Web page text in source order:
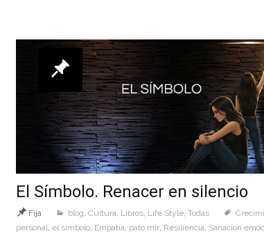
El Símbolo. Renacer en silencio
Fija blog, Cultura, Libros, Life Style, Todas
personal, el simbolo, Empatía, pato mir, Resiliencia, Sanación